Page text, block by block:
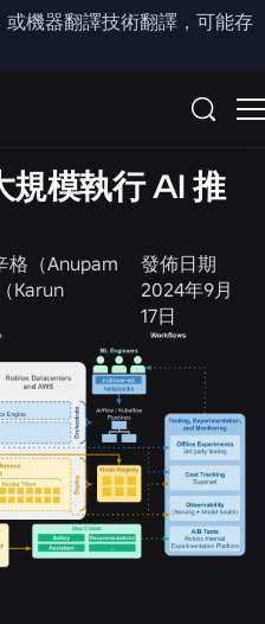
機器翻譯技術翻譯，可能存
規模執行 AI 推
格（Anupam
Karun
發佈日期
2024年9月
17日